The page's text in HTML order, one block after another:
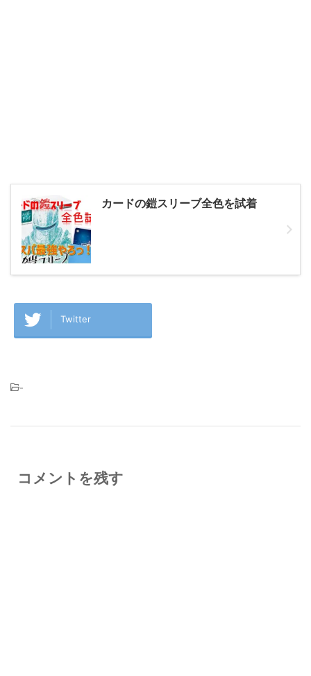
カードの鎧スリーブ全色を試着
Twitter
-
コメントを残す